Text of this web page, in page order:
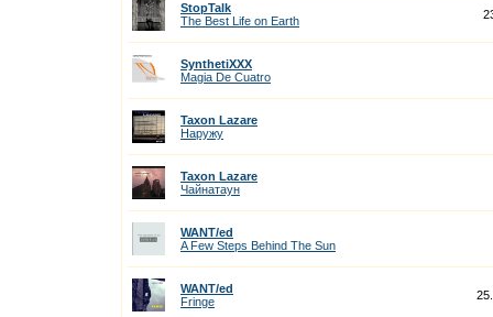
StopTalk
The Best Life on Earth
SynthetiXXX
Magia De Cuatro
Taxon Lazare
Наружу
Taxon Lazare
Чайнатаун
WANT/ed
A Few Steps Behind The Sun
WANT/ed
Fringe